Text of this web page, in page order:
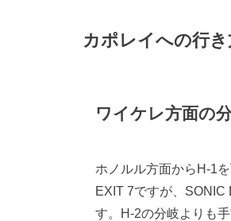
カポレイへの行き
ワイケレ方面の
ホノルル方面からH-1
EXIT 7ですが、SONIC
す。H-2の分岐よりも